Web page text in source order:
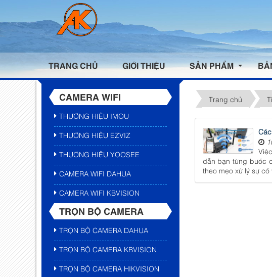
TRANG CHỦ GIỚI THIỆU SẢN PHẨM
Trang chủ
dẫn bạn từng bước
theo mẹo xử lý sự cố
CAMERA WIFI
THƯƠNG HIỆU IMOU
THƯƠNG HIỆU EZVIZ
THƯƠNG HIỆU YOOSEE
CAMERA WIFI DAHUA
CAMERA WIFI KBVISION
TRỌN BỘ CAMERA
TRỌN BỘ CAMERA DAHUA
TRỌN BỘ CAMERA KBVISION
TRỌN BỘ CAMERA HIKVISION